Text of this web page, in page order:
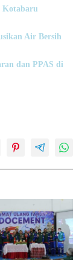
Kotabaru
Air Bersih
dan PPAS di